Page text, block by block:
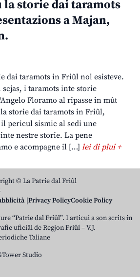
la storie dai taramots
a Majan,
dai taramots in Friûl nol esisteve.
i taramots inte storie
Floramo al ripasse in mût
storie dai taramots in Friûl,
pericul sismic al sedi une
nestre storie. La pene
e acompagne il […] lei di plui +
© La Patrie dal Friûl
Privacy PolicyCookie Policy
“Patrie dal Friûl”. I articui a son scrits in
uficiâl de Regjon Friûl – V.J.
Taliane
Studio